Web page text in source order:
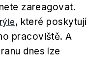
zareagovat.
, které poskytují
pracoviště. A
dnes lze